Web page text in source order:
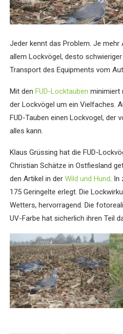
Jeder kennt das Problem. Je
allem Lockvögel, desto
Transport des Equipments vom
Mit den FUD-Locktauben minimiert
der Lockvögel um ein Vielfaches.
FUD-Tauben einen Lockvogel, der
alles kann.
Klaus Grüssing hat die FUD-
Christian Schätze in Ostfiesland
den Artikel in der Wild und Hund. In
175 Geringelte erlegt. Die
Wetters, hervorragend. Die
UV-Farbe hat sicherlich ihren Teil